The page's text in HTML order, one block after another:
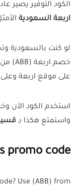
الكود التوفير يصير
اربعة السعودية
لو كنت بالسعودية
خصم اربعة (ABB) من
على موقع اربعة
واستمتع هكذا بـ
promo code
Use (ABB) from